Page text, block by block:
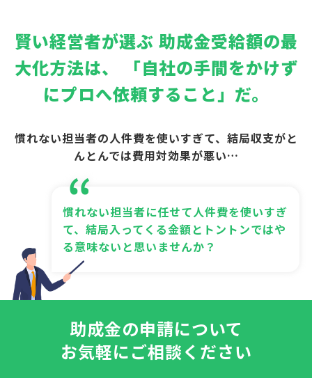
賢い経営者が選ぶ 助成金受給額の最
大化方法は、
「自社の手間をかけず
にプロへ依頼すること」だ。
慣れない担当者の人件費を使いすぎて、結局収支がと
んとんでは費用対効果が悪い…
慣れない担当者に任せて人件費を使いすぎ
て、結局入ってくる金額とトントンではや
る意味ないと思いませんか？
助成金の申請について
お気軽にご相談ください